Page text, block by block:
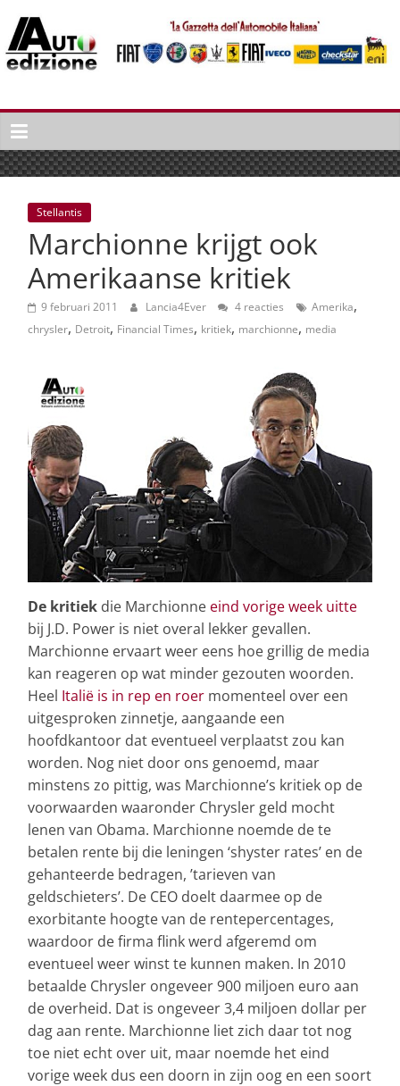
naar
inhoud
Auto
Edizione
La
Gazetta
dell'Automobile
Italiana
Italiaans
autonieuws
lifestyle
Stellantis
Marchionne krijgt ook
Amerikaanse kritiek
9 februari 2011 Lancia4Ever 4 reacties Amerika,
chrysler, Detroit, Financial Times, kritiek, marchionne, media
De kritiek die Marchionne eind vorige week uitte
bij J.D. Power is niet overal lekker gevallen.
Marchionne ervaart weer eens hoe grillig de media
kan reageren op wat minder gezouten woorden.
Heel Italië is in rep en roer momenteel over een
uitgesproken zinnetje, aangaande een
hoofdkantoor dat eventueel verplaatst zou kan
worden. Nog niet door ons genoemd, maar
minstens zo pittig, was Marchionne’s kritiek op de
voorwaarden waaronder Chrysler geld mocht
lenen van Obama. Marchionne noemde de te
betalen rente bij die leningen ‘shyster rates’ en de
gehanteerde bedragen, ’tarieven van
geldschieters’. De CEO doelt daarmee op de
exorbitante hoogte van de rentepercentages,
waardoor de firma flink werd afgeremd om
eventueel weer winst te kunnen maken. In 2010
betaalde Chrysler ongeveer 900 miljoen euro aan
de overheid. Dat is ongeveer 3,4 miljoen dollar per
dag aan rente. Marchionne liet zich daar tot nog
toe niet echt over uit, maar noemde het eind
vorige week dus een doorn in zijn oog en een soort